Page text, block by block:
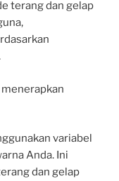
terang dan gelap
variabel
Anda. Ini
dan gelap